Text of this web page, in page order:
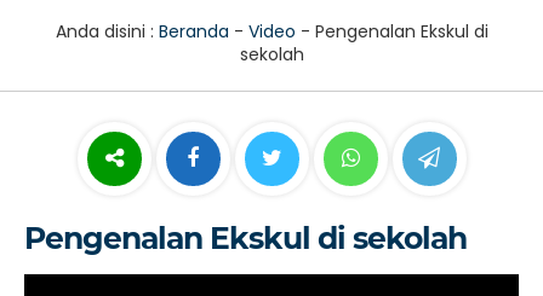
Anda disini : Beranda - Video - Pengenalan Ekskul di
sekolah
Pengenalan Ekskul di sekolah